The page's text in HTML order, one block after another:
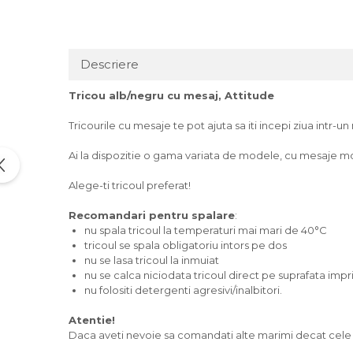
Tricouri snowboard
Tricouri aniversare
Tricouri cadou 20 ani
Tricouri cadou 40 ani
Tricouri cadou 50 ani
Tricouri cadou 60 ani
Tricouri motociclisti
Tricouri motociclisti
Tricouri offroad
Tricouri biciclisti
Descriere
Tricou alb/negru cu mesaj, Attitude
Tricourile cu mesaje te pot ajuta sa iti incepi ziua intr-
Ai la dispozitie o gama variata de modele, cu mesaje
Alege-ti tricoul preferat!
Recomandari pentru spalare:
nu spala tricoul la temperaturi mai mari de 40°C
tricoul se spala obligatoriu intors pe dos
nu se lasa tricoul la inmuiat
nu se calca niciodata tricoul direct pe suprafata
nu folositi detergenti agresivi/inalbitori.
Atentie!
Daca aveti nevoie sa comandati alte marimi decat